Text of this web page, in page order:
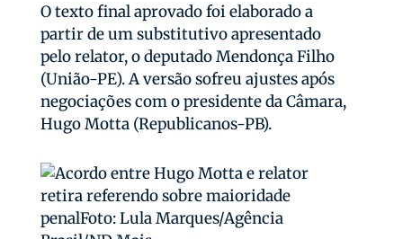
O texto final aprovado foi elaborado a
partir de um substitutivo apresentado
pelo relator, o deputado Mendonça Filho
(União-PE). A versão sofreu ajustes após
negociações com o presidente da Câmara,
Hugo Motta (Republicanos-PB).